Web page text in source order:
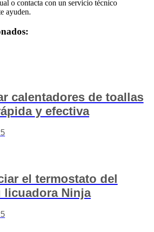
o contacta con un servicio técnico
ayuden.
calentadores de toallas
y efectiva
el termostato del
licuadora Ninja